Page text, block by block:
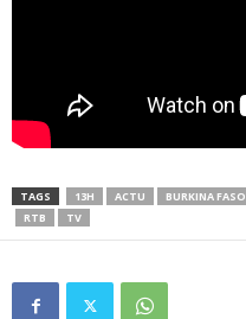
TAGS 13H ACTU BURKINA FASO
RTB
TV